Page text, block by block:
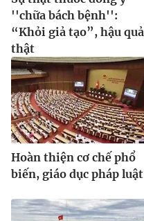
''chữa bách bệnh'':
“Khỏi giả tạo”, hậu quả
thật
Hoàn thiện cơ chế phổ
biến, giáo dục pháp luật